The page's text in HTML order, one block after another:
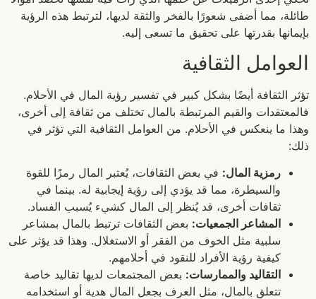
طائلة، مما أضفى شعورًا بالفخر والثقة لديها، لترتبط هذه الرؤية
بإيمانها بقدرتها على تحقيق ما تسعى إليه.
العوامل الثقافية
تؤثر الثقافة أيضًا بشكل كبير في تفسير رؤية المال في الأحلام.
فالمعتقدات والقيم المرتبطة بالمال تختلف من ثقافة إلى أخرى،
وهذا ما ينعكس في الأحلام. من العوامل الثقافية التي تؤثر في
ذلك:
رمزية المال: في بعض الثقافات، يُعتبر المال رمزًا للقوة
والسيطرة، مما قد يؤدي إلى رؤية إيجابية له. بينما في
ثقافات أخرى، قد يُنظر إلى المال كشيء يُسبب الفساد.
المشاعر الجمعيات: بعض الثقافات ترتبط بالمال بمشاعر
سلبية مثل الخوف من الفقر أو الاستغلال. وهذا قد يؤثر على
كيفية رؤية الأفراد للنقود في أحلامهم.
التقاليد والممارسات: بعض المجتمعات لديها تقاليد خاصة
تتعلق بالمال، مثل العرف بجعل المال هدية أو استخدامه